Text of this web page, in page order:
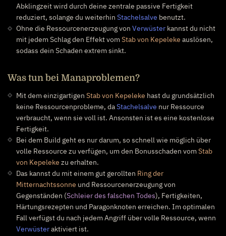
Abklingzeit wird durch deine zentrale passive Fertigkeit
reduziert, solange du weiterhinStachelsalve benutzt.
Ohne die Ressourcenerzeugung vonVerwüster kannst du nicht
mit jedem Schlag den Effekt vomStab von Kepeleke auslösen,
sodass dein Schaden extrem sinkt.
Was tun bei Manaproblemen?
Mit dem einzigartigenStab von Kepeleke hast du grundsätzlich
keine Ressourcenprobleme, daStachelsalve nur Ressource
verbraucht, wenn sie voll ist. Ansonsten ist es eine kostenlose
Fertigkeit.
Bei dem Build geht es nur darum, so schnell wie möglich über
volle Ressource zu verfügen, um den Bonusschaden vomStab
von Kepeleke zu erhalten.
Das kannst du mit einem gut gerollten Ring der
Mitternachtssonne und Ressourcenerzeugung von
Gegenständen (Schleier des falschen Todes), Fertigkeiten,
Härtungsrezepten und Paragonknoten erreichen. Im optimalen
Fall verfügst du nach jedem Angriff über volle Ressource, wenn
Verwüsteraktiviert ist.